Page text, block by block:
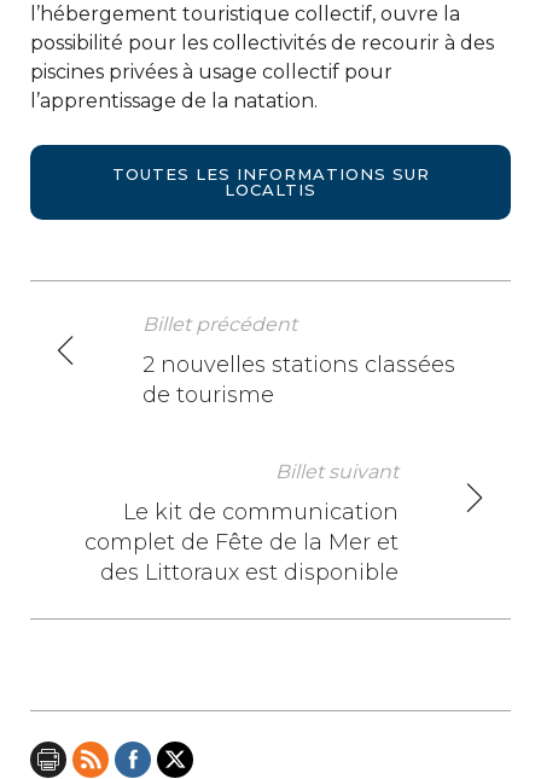
l’hébergement touristique collectif, ouvre la
possibilité pour les collectivités de recourir à des
piscines privées à usage collectif pour
l’apprentissage de la natation.
TOUTES LES INFORMATIONS SUR
LOCALTIS
N
a
i
o
Billet précédent
2 nouvelles stations classées
de tourisme
Billet suivant
Le kit de communication
complet de Fête de la Mer et
des Littoraux est disponible